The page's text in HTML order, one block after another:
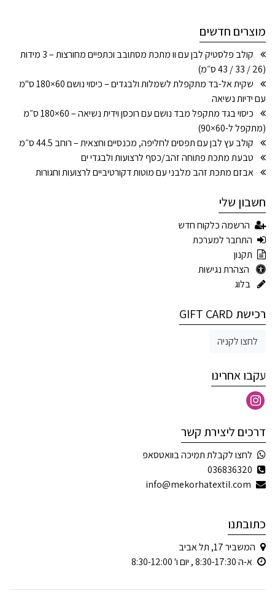
מוצרים חדשים
קולב פלסטיק לבן עם וו מתכת מסתובב וכתפיים מחורצות – 3 מידות
(26 / 33 / 43 ס״מ)
שקית אל-בד מתקפלת לשמלות ולבגדים – כיסוי נושם 60×180 ס"מ
עם ידיות נשיאה
כיסוי בגד מתקפל מבד נושם עם רוכסן וידית נשיאה – 60×180 ס״מ
(מתקפל ל-60×90)
קולב עץ לבן עם תפסים לחליפה, מכנסיים וחצאית – רוחב 44.5 ס״מ
טבעת מתכת פתוחה זהב/כסף לרצועות ולבגדי ים
אבזם מתכת זהב מלבני עם מוטות דקורטיביים לרצועות וחגורות
חשבון שלי
הרשמה כלקוח חדש
התחבר למערכת
תקנון
הצהרת נגישות
בלוג
רכישת GIFT CARD
לחצו לקניה
עקבו אחרינו
דרכים ליצירת קשר
לחצו לקבלת תמיכה בוואטסאפ
036836320
info@mekorhatextil.com
כתובתנו
המשביר 17, תל אביב
א-ה 8:30-17:30 , יום ו' 8:30-12:00